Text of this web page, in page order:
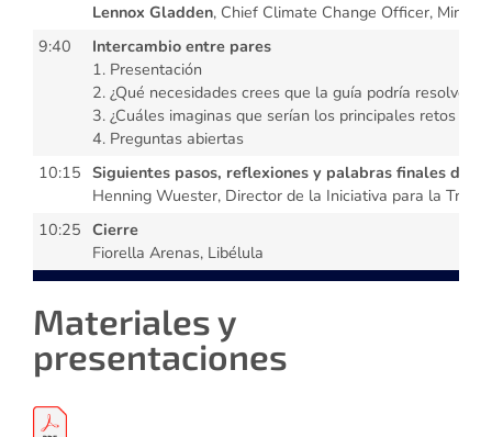
Lennox Gladden, Chief Climate Change Officer,
9:40
Intercambio entre pares
1. Presentación
2. ¿Qué necesidades crees que la guía podría resolver
3. ¿Cuáles imaginas que serían los principales retos ?
4. Preguntas abiertas
10:15 Siguientes pasos, reflexiones y palabras finales de
Henning Wuester, Director de la Iniciativa para la
10:25 Cierre
Fiorella Arenas, Libélula
Materiales y
presentaciones